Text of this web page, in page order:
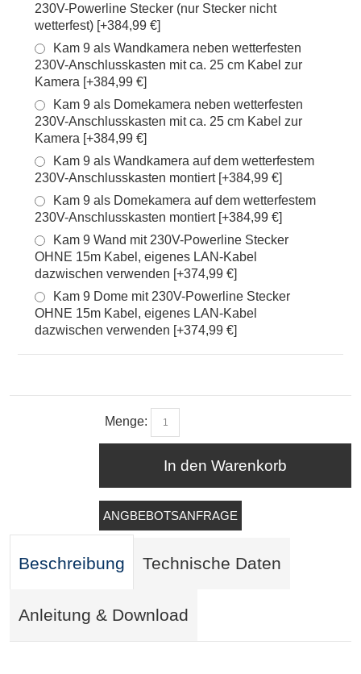
230V-Powerline Stecker (nur Stecker nicht
wetterfest) [+384,99 €]
Kam 9 als Wandkamera neben wetterfesten
230V-Anschlusskasten mit ca. 25 cm Kabel zur
Kamera [+384,99 €]
Kam 9 als Domekamera neben wetterfesten
230V-Anschlusskasten mit ca. 25 cm Kabel zur
Kamera [+384,99 €]
Kam 9 als Wandkamera auf dem wetterfestem
230V-Anschlusskasten montiert [+384,99 €]
Kam 9 als Domekamera auf dem wetterfestem
230V-Anschlusskasten montiert [+384,99 €]
Kam 9 Wand mit 230V-Powerline Stecker
OHNE 15m Kabel, eigenes LAN-Kabel
dazwischen verwenden [+374,99 €]
Kam 9 Dome mit 230V-Powerline Stecker
OHNE 15m Kabel, eigenes LAN-Kabel
dazwischen verwenden [+374,99 €]
Menge:
In den Warenkorb
ANGBEBOTSANFRAGE
Beschreibung Technische Daten
Anleitung & Download